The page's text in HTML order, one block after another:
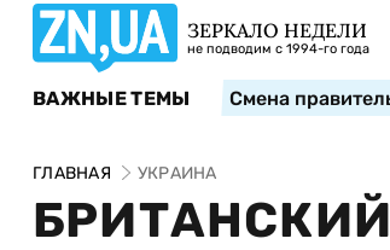
ЗЕРКАЛО НЕДЕЛИ
не подводим с 1994-го года
ВАЖНЫЕ ТЕМЫ Смена
ГЛАВНАЯ УКРАИНА